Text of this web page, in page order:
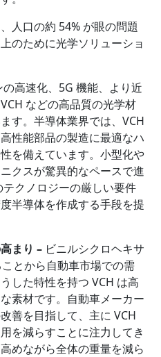
人口の約 54% が眼の問題
のために光学ソリューショ
高速化、5G 機能、より近
などの高品質の光学材
す。半導体業界では、VCH
性能部品の製造に最適なハ
を備えています。小型化や
クスが驚異的なペースで進
クノロジーの厳しい要件
半導体を作成する手段を提
まり – ビニルシクロヘキサ
とから自動車市場での需
した特性を持つ VCH は高
素材です。自動車メーカー
善を目指して、主に VCH
を減らすことに注力してき
めながら全体の重量を減ら